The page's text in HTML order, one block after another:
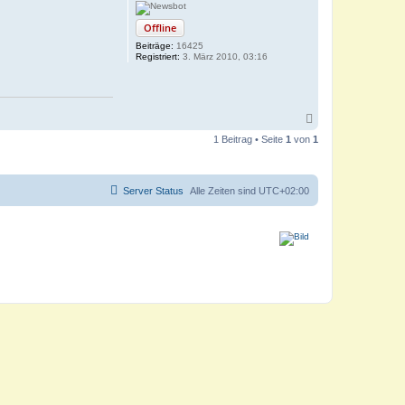
Offline
Beiträge: 16425
Registriert: 3. März 2010, 03:16
c
b
n
1 Beitrag • Seite 1 von 1
Alle Zeiten sind UTC+02:00
Server Status